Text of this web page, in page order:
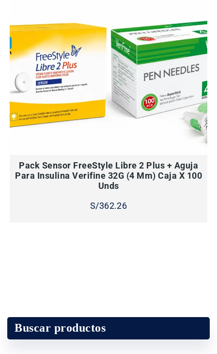
AÑADIR AL CARRITO
Pack Sensor FreeStyle Libre 2 Plus + Aguja
Para Insulina Verifine 32G (4 Mm) Caja X 100
Unds
S/362.26
Buscar productos